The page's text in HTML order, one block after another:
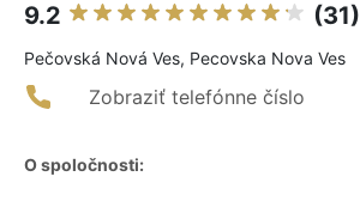
9.2 (31)
Pečovská Nová Ves, Pecovska Nova Ves
Zobraziť telefónne číslo
O spoločnosti: